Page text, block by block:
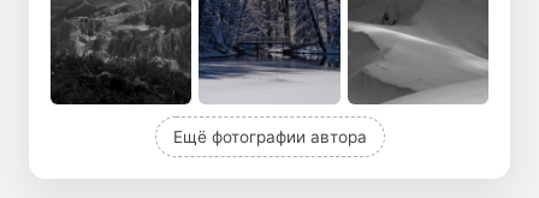
Ещё фотографии автора